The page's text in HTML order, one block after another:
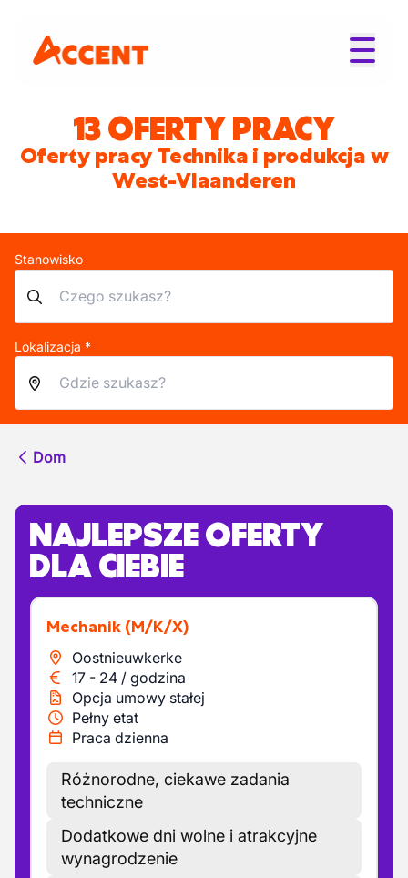
13 OFERTY PRACY
Oferty pracy Technika i produkcja w
West-Vlaanderen
Stanowisko
Lokalizacja *
Dom
NAJLEPSZE OFERTY
DLA CIEBIE
Mechanik (M/K/X)
Oostnieuwkerke
17 - 24 / godzina
Opcja umowy stałej
Pełny etat
Praca dzienna
Różnorodne, ciekawe zadania
techniczne
Dodatkowe dni wolne i atrakcyjne
wynagrodzenie